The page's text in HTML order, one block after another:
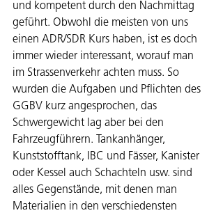
und kompetent durch den Nachmittag
geführt. Obwohl die meisten von uns
einen ADR/SDR Kurs haben, ist es doch
immer wieder interessant, worauf man
im Strassenverkehr achten muss. So
wurden die Aufgaben und Pflichten des
GGBV kurz angesprochen, das
Schwergewicht lag aber bei den
Fahrzeugführern. Tankanhänger,
Kunststofftank, IBC und Fässer, Kanister
oder Kessel auch Schachteln usw. sind
alles Gegenstände, mit denen man
Materialien in den verschiedensten